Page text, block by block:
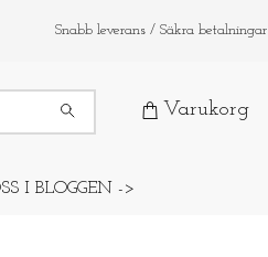
Snabb leverans / Säkra betalningar
Varukorg
I BLOGGEN ->